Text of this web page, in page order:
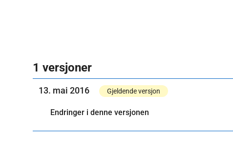
1 versjoner
13. mai 2016 Gjeldende versjon
Endringer i denne versjonen